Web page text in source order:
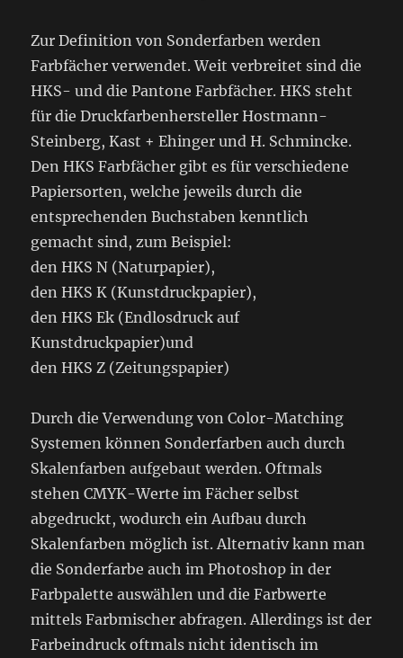
Zur Definition von Sonderfarben werden
Farbfächer verwendet. Weit verbreitet sind die
HKS- und die Pantone Farbfächer. HKS steht
für die Druckfarbenhersteller Hostmann-
Steinberg, Kast + Ehinger und H. Schmincke.
Den HKS Farbfächer gibt es für verschiedene
Papiersorten, welche jeweils durch die
entsprechenden Buchstaben kenntlich
gemacht sind, zum Beispiel:
den HKS N (Naturpapier),
den HKS K (Kunstdruckpapier),
den HKS Ek (Endlosdruck auf
Kunstdruckpapier)und
den HKS Z (Zeitungspapier)
Durch die Verwendung von Color-Matching
Systemen können Sonderfarben auch durch
Skalenfarben aufgebaut werden. Oftmals
stehen CMYK-Werte im Fächer selbst
abgedruckt, wodurch ein Aufbau durch
Skalenfarben möglich ist. Alternativ kann man
die Sonderfarbe auch im Photoshop in der
Farbpalette auswählen und die Farbwerte
mittels Farbmischer abfragen. Allerdings ist der
Farbeindruck oftmals nicht identisch im